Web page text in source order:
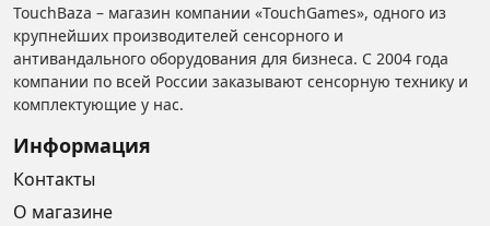
TouchBaza – магазин компании «TouchGames», одного из
крупнейших производителей сенсорного и
антивандального оборудования для бизнеса. С 2004 года
компании по всей России заказывают сенсорную технику и
комплектующие у нас.
Информация
Контакты
О магазине